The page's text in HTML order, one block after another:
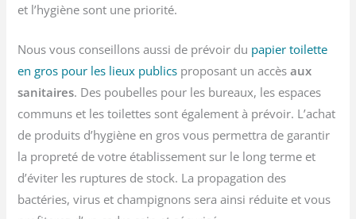
et l’hygiène sont une priorité.
Nous vous conseillons aussi de prévoir du papier toilette
en gros pour les lieux publics proposant un accèsaux
sanitaires. Des poubelles pour les bureaux, les espaces
communs et les toilettes sont également à prévoir. L’achat
de produits d’hygiène en gros vous permettra de garantir
la propreté de votre établissement sur le long terme et
d’éviter les ruptures de stock. La propagation des
bactéries, virus et champignons sera ainsi réduite et vous